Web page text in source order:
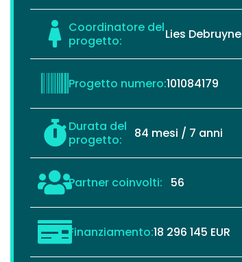
Coordinatore del
progetto:
Lies Debruyne
Progetto numero:101084179
Durata del
progetto:
84 mesi / 7 anni
Partner coinvolti: 56
Finanziamento:18 296 145 EUR